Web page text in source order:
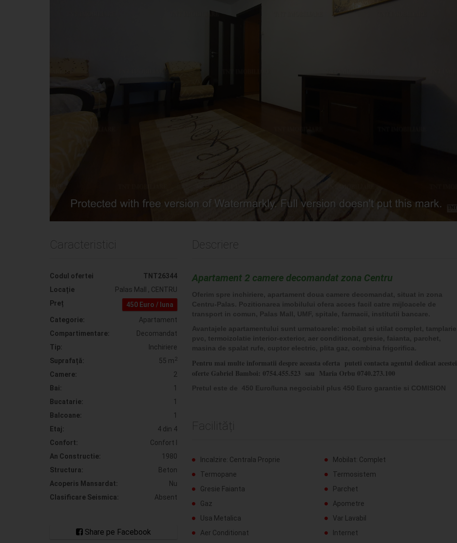
Apartament 2 camere decomandat zona Centru
Caracteristici
Codul ofertei
TNT26344
Locație
Palas Mall , CENTRU
Preț
450 Euro / luna
Categorie:
Apartament
Compartimentare:
Decomandat
Tip:
Inchiriere
Suprafață:
55 m2
Camere:
2
Bai:
1
Bucatarie:
1
Balcoane:
1
Etaj:
4 din 4
Confort:
Confort I
An Constructie:
1980
Structura:
Beton
Acoperis Mansardat:
Nu
Clasificare Seismica:
Absent
Share pe Facebook
Descriere
Apartament 2 camere decomandat zona Centru
Pentru mai multe informatii despre aceasta oferta puteti contacta agentul dedicat acestei
oferte Gabriel Bamboi: 0754.455.523 sau Maria Orbu 0740.273.100
Facilități
Incalzire: Centrala Proprie
Mobilat: Complet
Termopane
Termosistem
Gresie Faianta
Parchet
Gaz
Apometre
Usa Metalica
Var Lavabil
Aer Conditionat
Internet